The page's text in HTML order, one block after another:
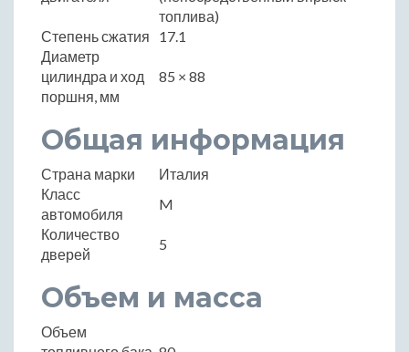
топлива)
Степень сжатия
17.1
Диаметр
цилиндра и ход
поршня, мм
85 × 88
Общая информация
Страна марки
Италия
Класс
автомобиля
M
Количество
дверей
5
Объем и масса
Объем